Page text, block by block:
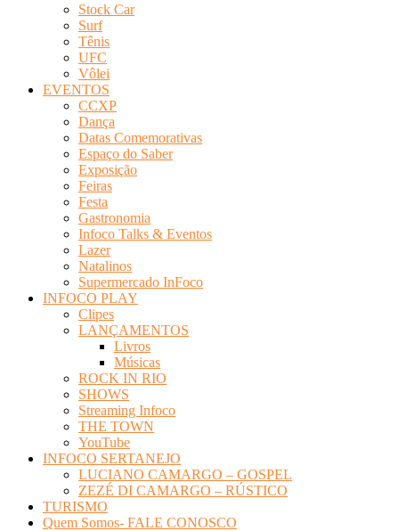
Stock Car
Surf
Tênis
UFC
Vôlei
EVENTOS
CCXP
Dança
Datas Comemorativas
Espaço do Saber
Exposição
Feiras
Festa
Gastronomia
Infoco Talks & Eventos
Lazer
Natalinos
Supermercado InFoco
INFOCO PLAY
Clipes
LANÇAMENTOS
Livros
Músicas
ROCK IN RIO
SHOWS
Streaming Infoco
THE TOWN
YouTube
INFOCO SERTANEJO
LUCIANO CAMARGO – GOSPEL
ZEZÉ DI CAMARGO – RÚSTICO
TURISMO
Quem Somos- FALE CONOSCO